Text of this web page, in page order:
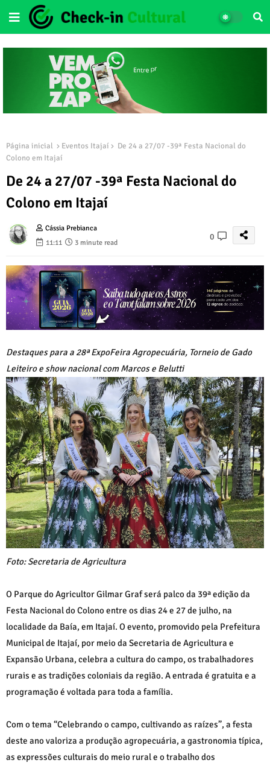
Página inicial Eventos Itajaí
De 24 a 27/07 -39ª Festa Nacional do
Colono em Itajaí
De 24 a 27/07 -39ª Festa Nacional do
Colono em Itajaí
Cássia Prebianca
11:11
3 minute read
0
Destaques para a 28ª ExpoFeira Agropecuária, Torneio de Gado
Leiteiro e show nacional com Marcos e Belutti
Foto: Secretaria de Agricultura
O Parque do Agricultor Gilmar Graf será palco da 39ª edição da
Festa Nacional do Colono entre os dias 24 e 27 de julho, na
localidade da Baía, em Itajaí. O evento, promovido pela Prefeitura
Municipal de Itajaí, por meio da Secretaria de Agricultura e
Expansão Urbana, celebra a cultura do campo, os trabalhadores
rurais e as tradições coloniais da região. A entrada é gratuita e a
programação é voltada para toda a família.
Com o tema “Celebrando o campo, cultivando as raízes”, a festa
deste ano valoriza a produção agropecuária, a gastronomia típica,
as expressões culturais do meio rural e o trabalho dos